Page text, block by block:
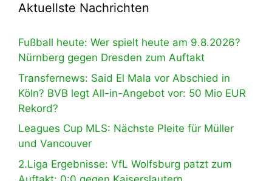
Aktuellste Nachrichten
Fußball heute: Wer spielt heute am 9.8.2026?
Nürnberg gegen Dresden zum Auftakt
Transfernews: Said El Mala vor Abschied in
Köln? BVB legt All-in-Angebot vor: 50 Mio EUR
Rekord?
Leagues Cup MLS: Nächste Pleite für Müller
und Vancouver
2.Liga Ergebnisse: VfL Wolfsburg patzt zum